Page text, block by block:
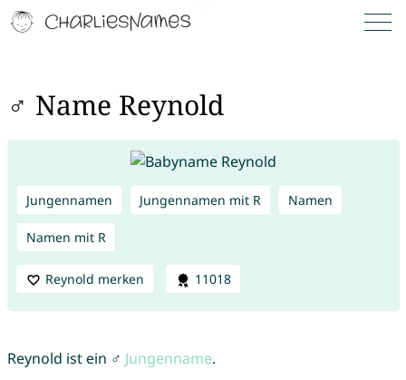
♂ Name Reynold
Jungennamen Jungennamen mit R Namen
Namen mit R
Reynold merken 11018
Reynold ist ein ♂ Jungenname.